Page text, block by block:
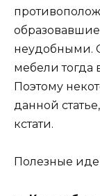
неудобными.
мебели тогда
Поэтому
данной
кстати.
Полезные